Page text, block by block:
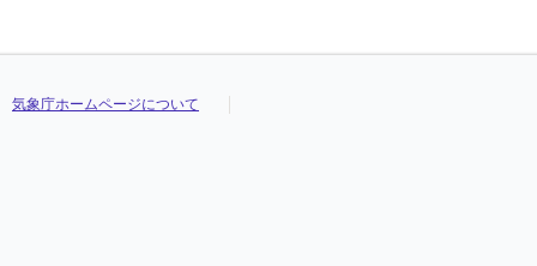
気象庁ホームページについて